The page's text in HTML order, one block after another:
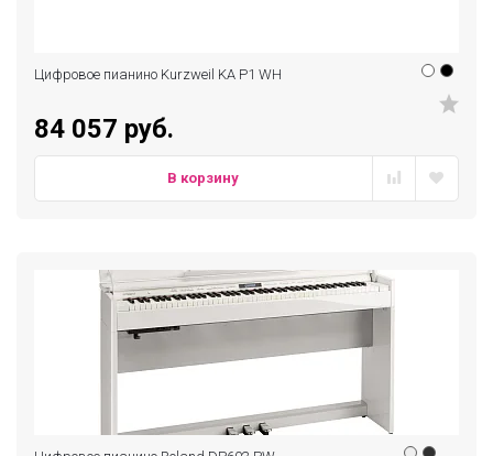
Цифровое пианино Kurzweil KA P1 WH
84 057 руб.
В корзину